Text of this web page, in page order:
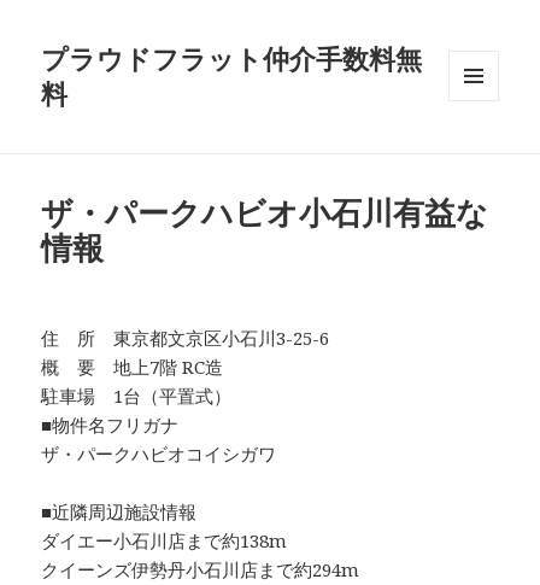
プラウドフラット仲介手数料無
料
ザ・パークハビオ小石川有益な
情報
住 所 東京都文京区小石川3-25-6
概 要 地上7階 RC造
駐車場 1台（平置式）
■物件名フリガナ
ザ・パークハビオコイシガワ
■近隣周辺施設情報
ダイエー小石川店まで約138m
クイーンズ伊勢丹小石川店まで約294m